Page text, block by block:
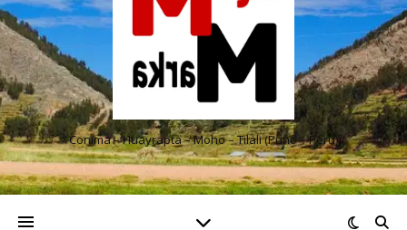
Conima – Huayrapta – Moho – Tilali (Puno – Perú)